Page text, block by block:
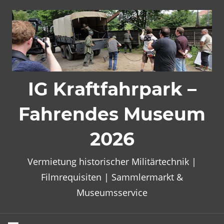
Inhalt
springen
IG Kraftfahrpark –
Fahrendes Museum
2026
Vermietung historischer Militärtechnik |
Filmrequisiten | Sammlermarkt &
Museumsservice